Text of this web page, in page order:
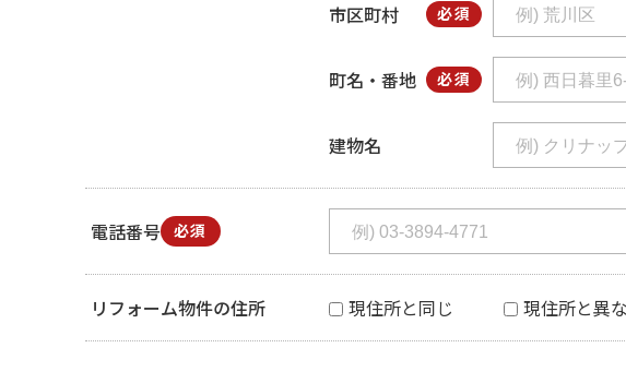
市区町村 必須
町名・番地 必須
建物名
電話番号 必須
リフォーム物件の住所 現住所と同じ 現住所と異